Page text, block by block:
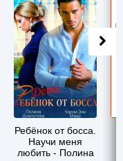
Ребёнок от босса.
Научи меня
любить - Полина